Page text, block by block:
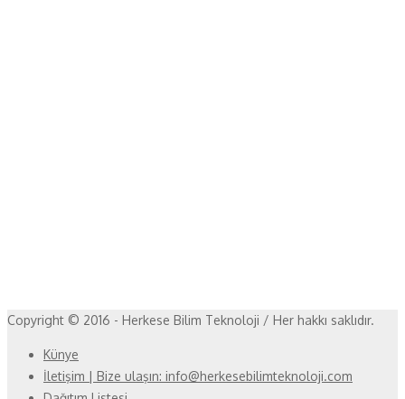
Copyright © 2016 - Herkese Bilim Teknoloji / Her hakkı saklıdır.
Künye
İletişim | Bize ulaşın: info@herkesebilimteknoloji.com